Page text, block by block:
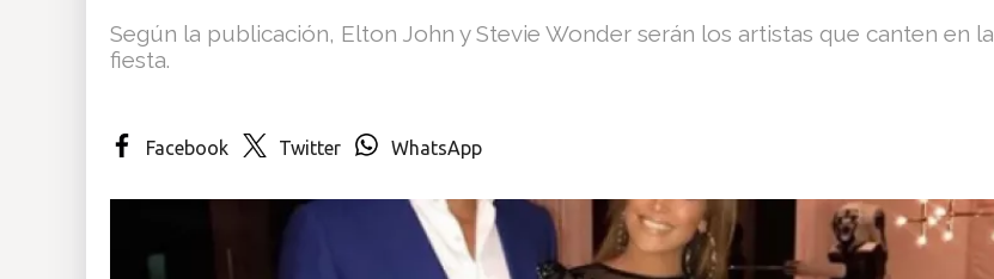
Según la publicación, Elton John y Stevie Wonder serán los artistas que canten en la
fiesta.
Facebook Twitter WhatsApp